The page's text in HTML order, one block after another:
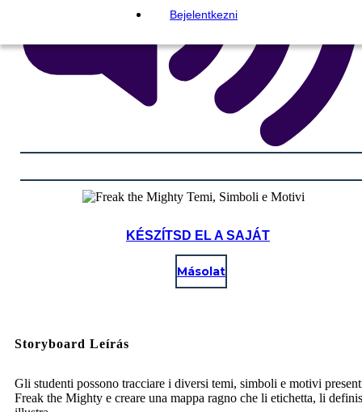
Bejelentkezni
KÉSZÍTSD EL A SAJÁT
Másolat
Storyboard Leírás
Gli studenti possono tracciare i diversi temi, simboli e motivi
Freak the Mighty e creare una mappa ragno che li etichetta, li